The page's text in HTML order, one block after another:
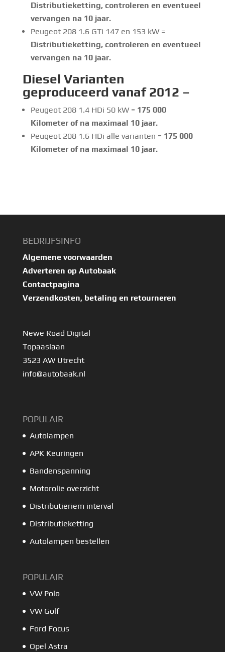
Distributieketting, controleren en eventueel
vervangen na 10 jaar.
Peugeot 208 1.6 GTi 147 en 153 kW =
Distributieketting, controleren en eventueel
vervangen na 10 jaar.
Diesel Varianten
geproduceerd vanaf 2012 –
Peugeot 208 1.4 HDi 50 kW = 175 000
Kilometer of na maximaal 10 jaar.
Peugeot 208 1.6 HDi alle varianten = 175 000
Kilometer of na maximaal 10 jaar.
BEDRIJFSINFO
Algemene voorwaarden
Adverteren op Autobaak
Contactpagina
Verzendkosten, betaling en retourneren
Newe Road Digital
Topaaslaan
3523 AW Utrecht
info@autobaak.nl
POPULAIR
Autolampen
APK Keuringen
Bandenspanning
Motorolie overzicht
Distributieriem interval
Distributieketting
Autolampen bestellen
POPULAIR
VW Polo
VW Golf
Ford Focus
Opel Astra